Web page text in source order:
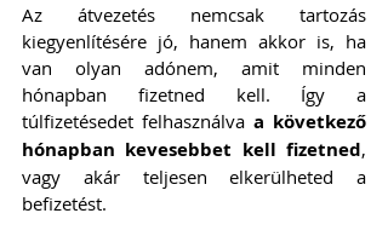
Az átvezetés nemcsak tartozás
kiegyenlítésére jó, hanem akkor is, ha
van olyan adónem, amit minden
hónapban fizetned kell. Így a
túlfizetésedet felhasználva a következő
hónapban kevesebbet kell fizetned,
vagy akár teljesen elkerülheted a
befizetést.